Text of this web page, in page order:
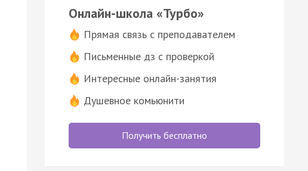
Онлайн-школа «Турбо»
Прямая связь с преподавателем
Письменные дз с проверкой
Интересные онлайн-занятия
Душевное комьюнити
Получить бесплатно